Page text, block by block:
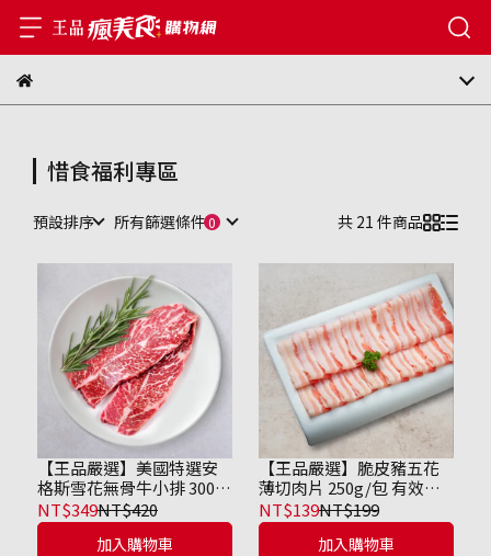
惜食福利專區
預設排序 所有篩選條件 共 21 件商品
【王品嚴選】美國特選安
格斯雪花無骨牛小排 300g/
包 效期至2026/10/27
NT$349NT$420
加入購物車
【王品嚴選】脆皮豬五花
薄切肉片 250g/包 有效期
限到2026/09/15
NT$139NT$199
加入購物車